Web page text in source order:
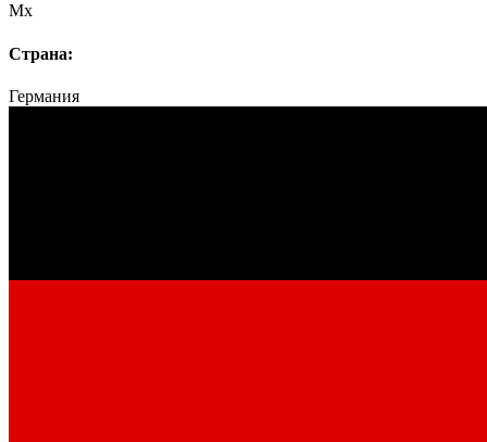
Mx
Страна:
Германия